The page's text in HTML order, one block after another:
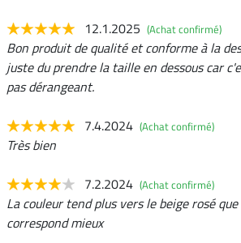
12.1.2025 (Achat confirmé)
Bon produit de qualité et conforme à la
juste du prendre la taille en dessous car
pas dérangeant.
7.4.2024 (Achat confirmé)
Très bien
7.2.2024 (Achat confirmé)
La couleur tend plus vers le beige rosé
correspond mieux